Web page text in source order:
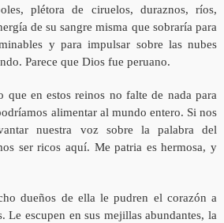
plétora de ciruelos, duraznos, ríos,
de su sangre misma que sobraría para
y para impulsar sobre las nubes
Parece que Dios fue peruano.
que en estos reinos no falte de nada para
alimentar al mundo entero. Si nos
nuestra voz sobre la palabra del
ser ricos aquí. Me patria es hermosa, y
dueños de ella le pudren el corazón a
Le escupen en sus mejillas abundantes, la